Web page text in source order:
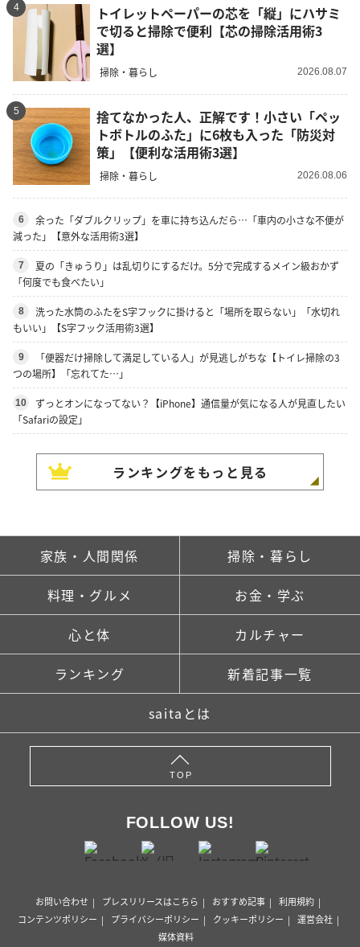
4
トイレットペーパーの芯を「縦」にハサミ
で切ると掃除で便利【芯の掃除活用術3
選】
掃除・暮らし 2026.08.07
5
捨てなかった人、正解です！小さい「ペッ
トボトルのふた」に6枚も入った「防災対
策」【便利な活用術3選】
掃除・暮らし 2026.08.06
6
余った「ダブルクリップ」を車に持ち込んだら…「車内の小さな不便が
減った」【意外な活用術3選】
7
夏の「きゅうり」は乱切りにするだけ。5分で完成するメイン級おかず
「何度でも食べたい」
8
洗った水筒のふたをS字フックに掛けると「場所を取らない」「水切れ
もいい」【S字フック活用術3選】
9
「便器だけ掃除して満足している人」が見逃しがちな【トイレ掃除の3
つの場所】「忘れてた…」
10
ずっとオンになってない？【iPhone】通信量が気になる人が見直したい
「Safariの設定」
ランキングをもっと見る
家族・人間関係 掃除・暮らし
料理・グルメ お金・学ぶ
心と体 カルチャー
ランキング 新着記事一覧
saitaとは
TOP
FOLLOW US!
お問い合わせ プレスリリースはこちら おすすめ記事
利用規約
コンテンツポリシー
プライバシーポリシー クッキーポリシー
運営会社
媒体資料